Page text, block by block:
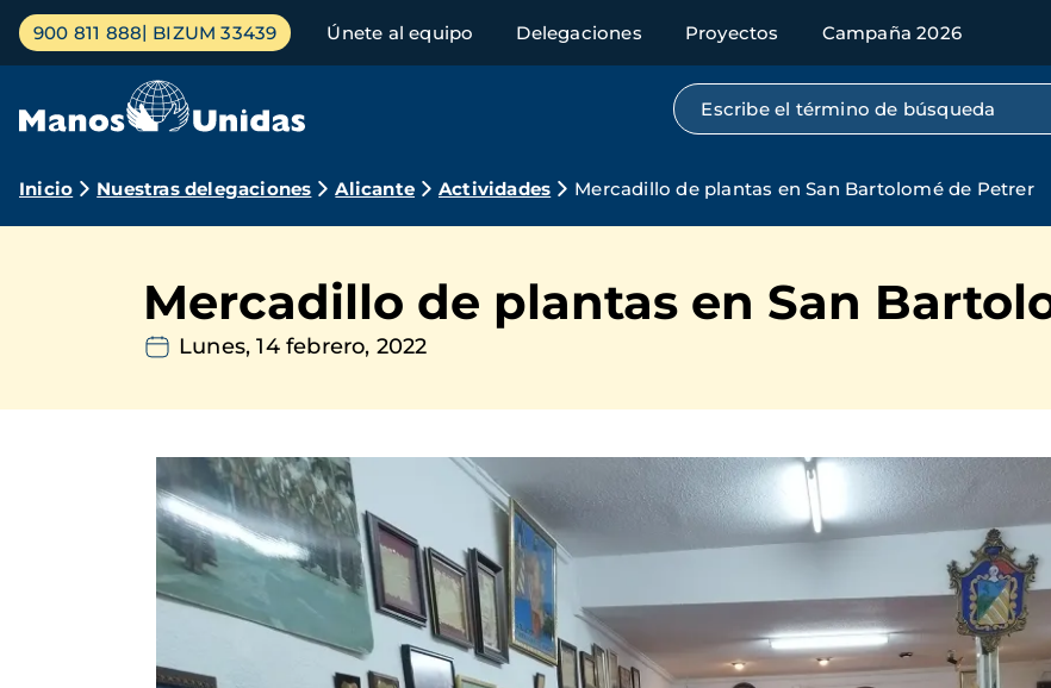
Pasar
contenido
Menú
principal
900 811 888 BIZUM 33439 Únete al equipo Delegaciones Proyectos Campaña 2026
Búsqueda por texto completo
Ruta
navegación
Inicio Nuestras delegaciones Alicante Actividades Mercadillo de plantas en San Bartolomé de Petrer
Mercadillo de plantas en San
Lunes, 14 febrero, 2022